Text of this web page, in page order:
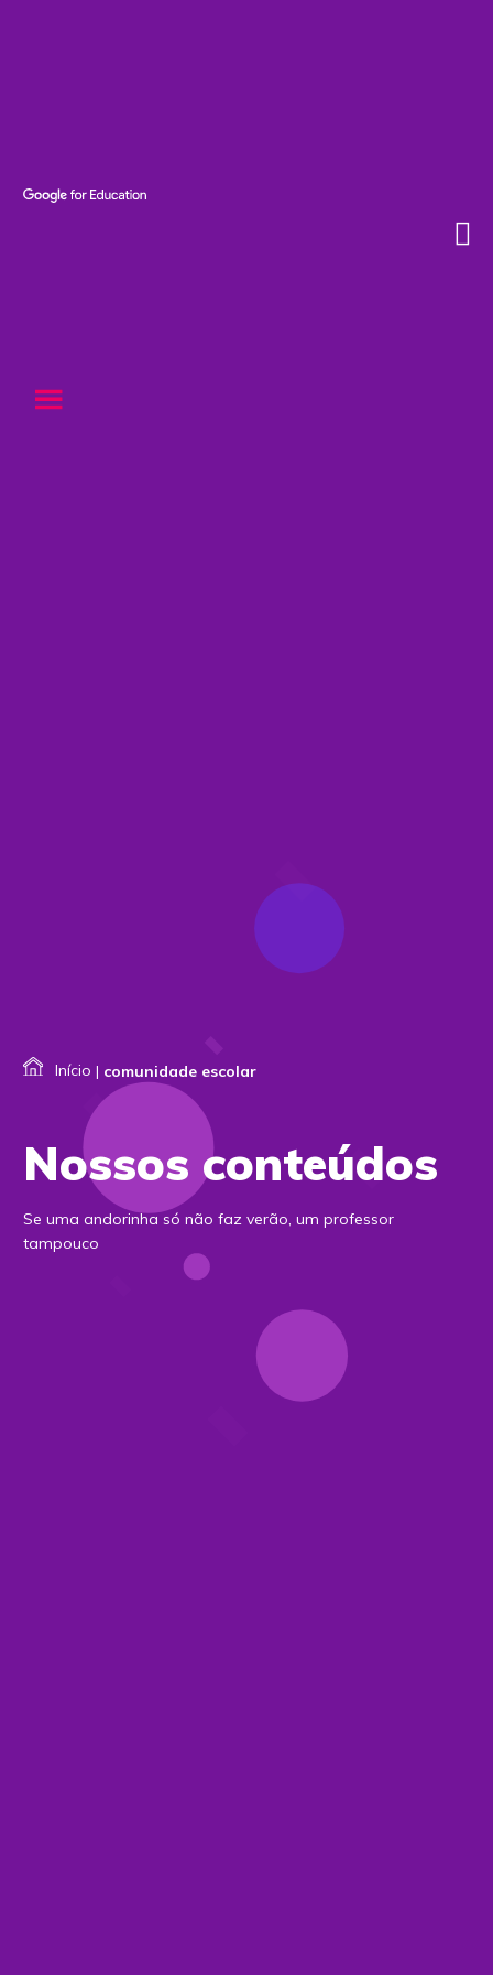
Início | comunidade escolar
Nossos conteúdos
Se uma andorinha só não faz verão, um professor
tampouco